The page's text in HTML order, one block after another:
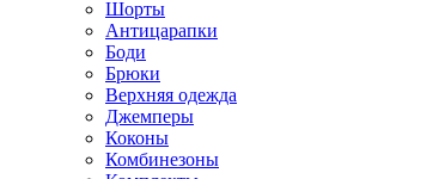
Шорты
Антицарапки
Боди
Брюки
Верхняя одежда
Джемперы
Коконы
Комбинезоны